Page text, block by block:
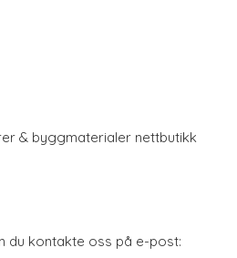
& byggmaterialer nettbutikk
du kontakte oss på e-post: